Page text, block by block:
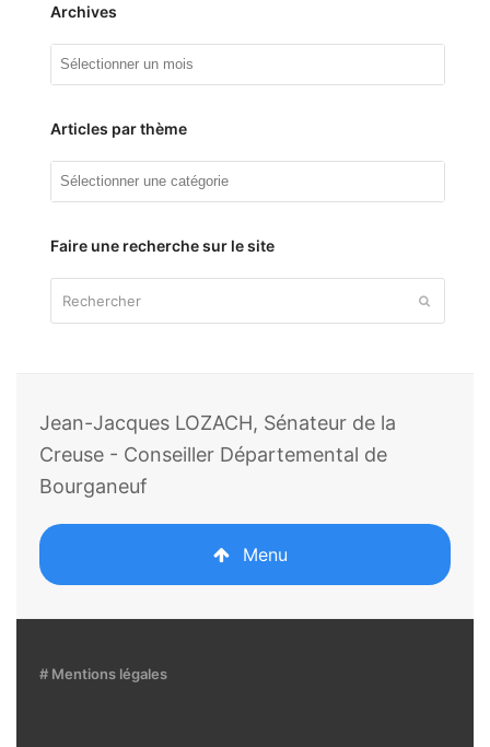
Archives
Archives
Articles par thème
Articles
Faire une recherche sur le site
Jean-Jacques LOZACH, Sénateur de la
Creuse - Conseiller Départemental de
Bourganeuf
Menu
# Mentions légales